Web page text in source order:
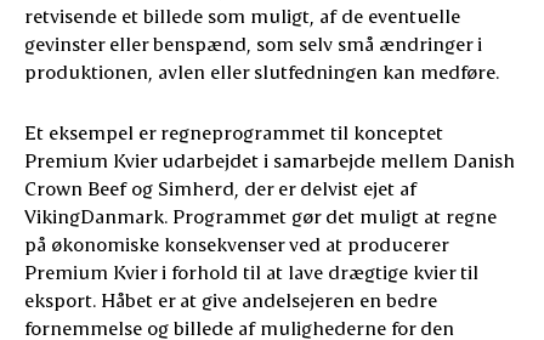
retvisende et billede som muligt, af de eventuelle
gevinster eller benspænd, som selv små ændringer i
produktionen, avlen eller slutfedningen kan medføre.
Et eksempel er regneprogrammet til konceptet
Premium Kvier udarbejdet i samarbejde mellem Danish
Crown Beef og Simherd, der er delvist ejet af
VikingDanmark. Programmet gør det muligt at regne
på økonomiske konsekvenser ved at producerer
Premium Kvier i forhold til at lave drægtige kvier til
eksport. Håbet er at give andelsejeren en bedre
fornemmelse og billede af mulighederne for den